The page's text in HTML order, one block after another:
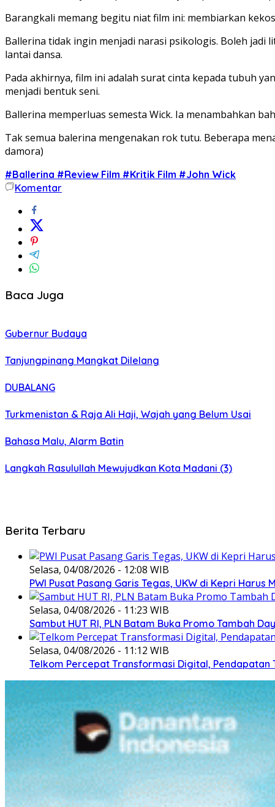
Barangkali memang begitu niat film ini: membiarkan
Ballerina tidak ingin menjadi narasi psikologis. Boleh jadi
lantai dansa.
Pada akhirnya, film ini adalah surat cinta kepada tubuh
menjadi bentuk seni.
Ballerina memperluas semesta Wick. Ia menambahkan
Tak semua balerina mengenakan rok tutu. Beberapa
damora)
#Ballerina #Review Film #Kritik Film #John Wick
Komentar
Baca Juga
Gubernur Budaya
Tanjungpinang Mangkat Dilelang
DUBALANG
Turkmenistan & Raja Ali Haji, Wajah yang Belum Usai
Bahasa Malu, Alarm Batin
Langkah Rasulullah Mewujudkan Kota Madani (3)
Berita Terbaru
Selasa, 04/08/2026 - 12:08 WIB
PWI Pusat Pasang Garis Tegas, UKW di Kepri Harus
Selasa, 04/08/2026 - 11:23 WIB
Sambut HUT RI, PLN Batam Buka Promo Tambah
Selasa, 04/08/2026 - 11:12 WIB
Telkom Percepat Transformasi Digital, Pendapatan